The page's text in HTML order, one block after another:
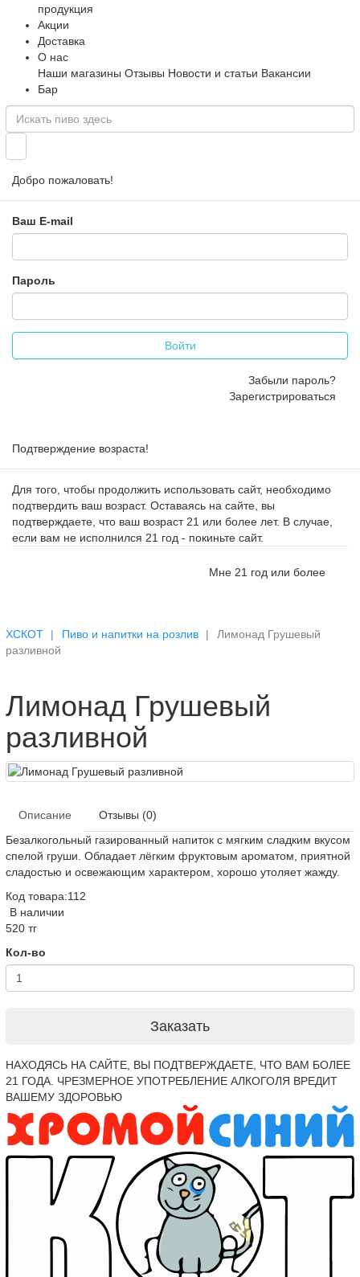
продукция
Акции
Доставка
О нас
Наши магазины Отзывы Новости и статьи Вакансии
Бар
Добро пожаловать!
Ваш E-mail
Пароль
Войти
Забыли пароль?
Зарегистрироваться
Подтверждение возраста!
Для того, чтобы продолжить использовать сайт, необходимо
подтвердить ваш возраст. Оставаясь на сайте, вы
подтверждаете, что ваш возраст 21 или более лет. В случае,
если вам не исполнился 21 год - покиньте сайт.
Мне 21 год или более
ХСКОТ Пиво и напитки на розлив
Лимонад Грушевый
разливной
Лимонад Грушевый
разливной
Описание
Отзывы (0)
Безалкогольный газированный напиток с мягким сладким вкусом
спелой груши. Обладает лёгким фруктовым ароматом, приятной
сладостью и освежающим характером, хорошо утоляет жажду.
Код товара:112
В наличии
520 тг
Кол-во
Заказать
НАХОДЯСЬ НА САЙТЕ, ВЫ ПОДТВЕРЖДАЕТЕ, ЧТО ВАМ БОЛЕЕ
21 ГОДА. ЧРЕЗМЕРНОЕ УПОТРЕБЛЕНИЕ АЛКОГОЛЯ ВРЕДИТ
ВАШЕМУ ЗДОРОВЬЮ